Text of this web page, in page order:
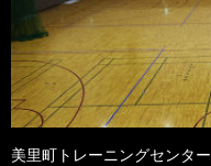
美里町トレーニングセンター